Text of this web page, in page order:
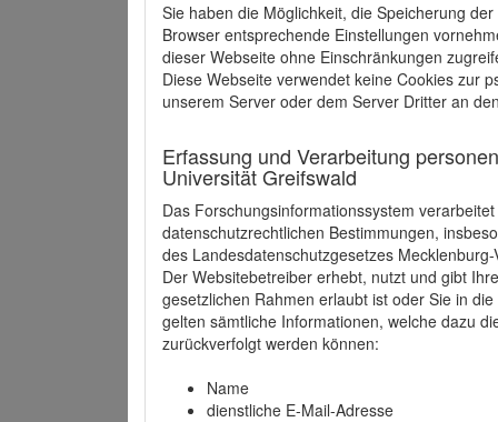
Sie haben die Möglichkeit, die Speicherung
Browser entsprechende Einstellungen
dieser Webseite ohne Einschränkungen
Diese Webseite verwendet keine Cookies zur
unserem Server oder dem Server Dritter an
Erfassung und Verarbeitung
Universität Greifswald
Das Forschungsinformationssystem
datenschutzrechtlichen Bestimmungen,
des Landesdatenschutzgesetzes
Der Websitebetreiber erhebt, nutzt und gibt
gesetzlichen Rahmen erlaubt ist oder Sie in
gelten sämtliche Informationen, welche dazu
zurückverfolgt werden können:
Name
dienstliche E-Mail-Adresse